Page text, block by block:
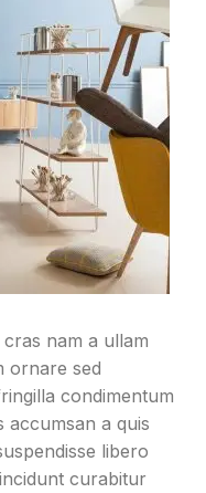
nam a ullam
ornare sed
condimentum
accumsan a quis
libero
curabitur